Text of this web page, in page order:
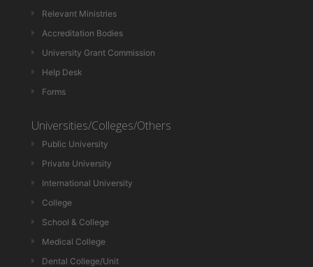
Relevant Ministries
Accreditation Bodies
University Grant Commission
Help Desk
Forms
Universities/Colleges/Others
Public University
Private University
International University
College
School & College
Medical College
Dental College/Unit